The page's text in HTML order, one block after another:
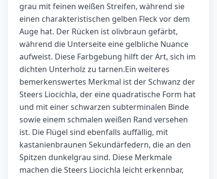
grau mit feinen weißen Streifen, während sie
einen charakteristischen gelben Fleck vor dem
Auge hat. Der Rücken ist olivbraun gefärbt,
während die Unterseite eine gelbliche Nuance
aufweist. Diese Farbgebung hilft der Art, sich im
dichten Unterholz zu tarnen.Ein weiteres
bemerkenswertes Merkmal ist der Schwanz der
Steers Liocichla, der eine quadratische Form hat
und mit einer schwarzen subterminalen Binde
sowie einem schmalen weißen Rand versehen
ist. Die Flügel sind ebenfalls auffällig, mit
kastanienbraunen Sekundärfedern, die an den
Spitzen dunkelgrau sind. Diese Merkmale
machen die Steers Liocichla leicht erkennbar,